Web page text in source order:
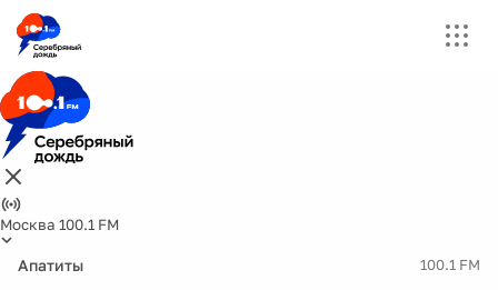
Москва 100.1 FM
Апатиты 100.1 FM